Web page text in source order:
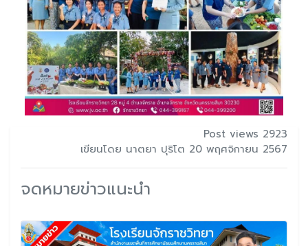
Post views 2923
เขียนโดย นาตยา ปุริโต 20 พฤศจิกายน 2567
จดหมายข่าวแนะนำ